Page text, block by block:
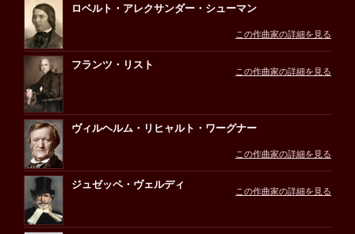
ロベルト・アレクサンダー・シューマン
この作曲家の詳細を見る
フランツ・リスト
この作曲家の詳細を見る
ヴィルヘルム・リヒャルト・ワーグナー
この作曲家の詳細を見る
ジュゼッペ・ヴェルディ
この作曲家の詳細を見る